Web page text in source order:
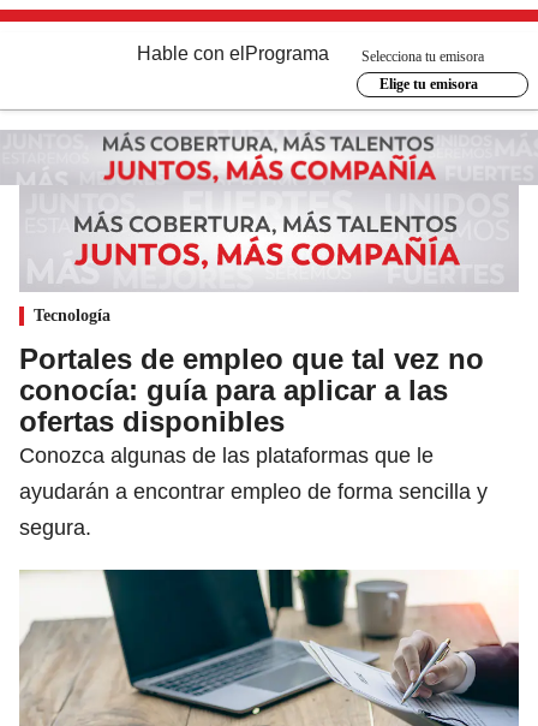
Hable con el Programa
Selecciona tu emisora
Elige tu emisora
Tecnología
Portales de empleo que tal vez no
conocía: guía para aplicar a las
ofertas disponibles
Conozca algunas de las plataformas que le
ayudarán a encontrar empleo de forma sencilla y
segura.